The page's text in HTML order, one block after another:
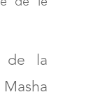
de la